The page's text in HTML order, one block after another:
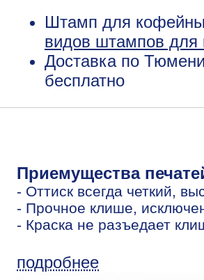
Штамп для
видов штампов для
Доставка по
бесплатно
Приемущества
- Оттиск всегда четкий,
- Прочное клише,
- Краска не разъедает
подробнее